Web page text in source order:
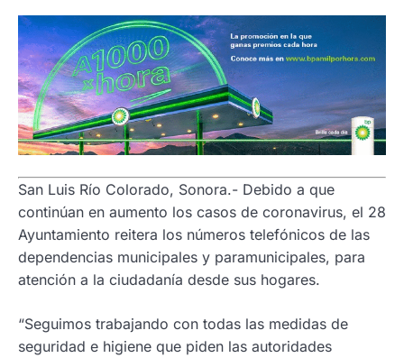
San Luis Río Colorado, Sonora.- Debido a que
continúan en aumento los casos de coronavirus, el 28
Ayuntamiento reitera los números telefónicos de las
dependencias municipales y paramunicipales, para
atención a la ciudadanía desde sus hogares.
“Seguimos trabajando con todas las medidas de
seguridad e higiene que piden las autoridades